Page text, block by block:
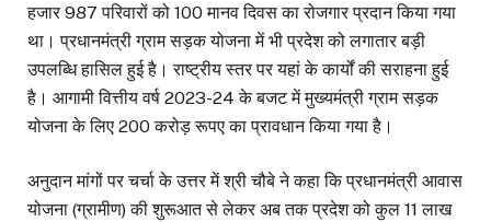
हजार 987 परिवारों को 100 मानव दिवस का रोजगार प्रदान किया गया
था। प्रधानमंत्री ग्राम सड़क योजना में भी प्रदेश को लगातार बड़ी
उपलब्धि हासिल हुई है। राष्ट्रीय स्तर पर यहां के कार्यों की सराहना हुई
है। आगामी वित्तीय वर्ष 2023-24 के बजट में मुख्यमंत्री ग्राम सड़क
योजना के लिए 200 करोड़ रूपए का प्रावधान किया गया है।
अनुदान मांगों पर चर्चा के उत्तर में श्री चौबे ने कहा कि प्रधानमंत्री आवास
योजना (ग्रामीण) की शुरूआत से लेकर अब तक प्रदेश को कुल 11 लाख